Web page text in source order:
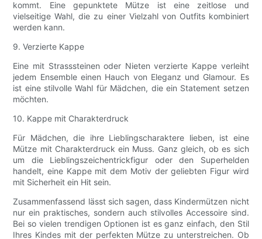
kommt. Eine gepunktete Mütze ist eine zeitlose und
vielseitige Wahl, die zu einer Vielzahl von Outfits kombiniert
werden kann.
9. Verzierte Kappe
Eine mit Strasssteinen oder Nieten verzierte Kappe verleiht
jedem Ensemble einen Hauch von Eleganz und Glamour. Es
ist eine stilvolle Wahl für Mädchen, die ein Statement setzen
möchten.
10. Kappe mit Charakterdruck
Für Mädchen, die ihre Lieblingscharaktere lieben, ist eine
Mütze mit Charakterdruck ein Muss. Ganz gleich, ob es sich
um die Lieblingszeichentrickfigur oder den Superhelden
handelt, eine Kappe mit dem Motiv der geliebten Figur wird
mit Sicherheit ein Hit sein.
Zusammenfassend lässt sich sagen, dass Kindermützen nicht
nur ein praktisches, sondern auch stilvolles Accessoire sind.
Bei so vielen trendigen Optionen ist es ganz einfach, den Stil
Ihres Kindes mit der perfekten Mütze zu unterstreichen. Ob